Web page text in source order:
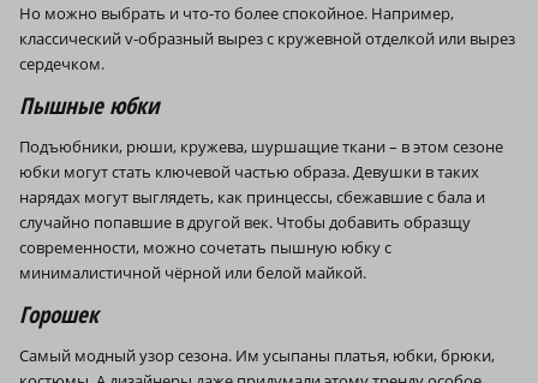
Но можно выбрать и что-то более спокойное. Например,
классический v‑образный вырез с кружевной отделкой или вырез
сердечком.
Пышные юбки
Подъюбники, рюши, кружева, шуршащие ткани – в этом сезоне
юбки могут стать ключевой частью образа. Девушки в таких
нарядах могут выглядеть, как принцессы, сбежавшие с бала и
случайно попавшие в другой век. Чтобы добавить образщу
современности, можно сочетать пышную юбку с
минималистичной чёрной или белой майкой.
Горошек
Самый модный узор сезона. Им усыпаны платья, юбки, брюки,